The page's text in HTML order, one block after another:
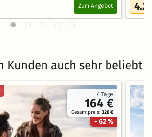
Zum Angebot 4.2
Kunden auch sehr beliebt
4 Tage
164 €
Gesamtpreis:328 €
- 62 %